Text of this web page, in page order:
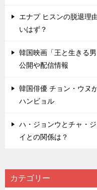
エナプ ヒスンの脱退理
いはず？
韓国映画「王と生きる
公開や配信情報
韓国俳優 チョン・ウヌ
ハンビョル
ハ・ジョンウとチャ・
イとの関係は？
カテゴリー